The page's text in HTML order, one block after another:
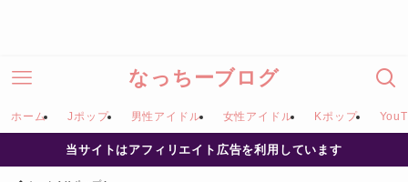
なっちーブログ
ホーム Jポップ 男性アイドル 女性アイドル Kポップ
当サイトはアフィリエイト広告を利用しています